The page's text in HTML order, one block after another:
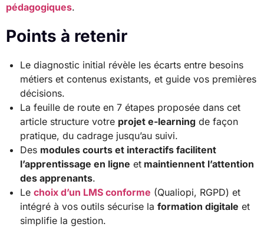
pédagogiques.
Points à retenir
Le diagnostic initial révèle les écarts entre besoins
métiers et contenus existants, et guide vos premières
décisions.
La feuille de route en 7 étapes proposée dans cet
article structure votre projet e-learning de façon
pratique, du cadrage jusqu’au suivi.
Des modules courts et interactifs facilitent
l’apprentissage en ligne et maintiennent l’attention
des apprenants.
Le choix d’un LMS conforme (Qualiopi, RGPD) et
intégré à vos outils sécurise la formation digitale et
simplifie la gestion.